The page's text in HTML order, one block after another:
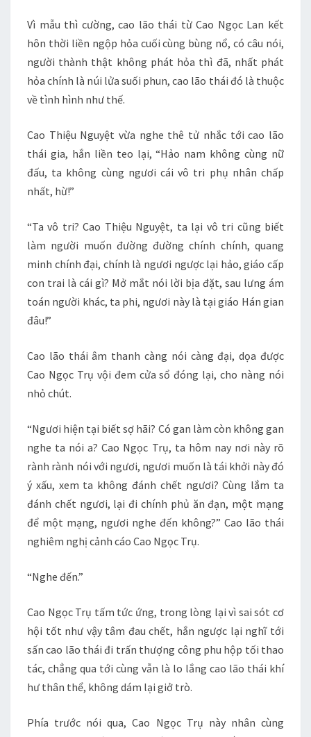
Vì mẫu thì cường, cao lão thái từ Cao Ngọc Lan kết
hôn thời liền ngộp hỏa cuối cùng bùng nổ, có câu nói,
người thành thật không phát hỏa thì đã, nhất phát
hỏa chính là núi lửa suối phun, cao lão thái đó là thuộc
về tình hình như thế.
Cao Thiệu Nguyệt vừa nghe thê tử nhắc tới cao lão
thái gia, hắn liền teo lại, “Hảo nam không cùng nữ
đấu, ta không cùng ngươi cái vô tri phụ nhân chấp
nhất, hừ!”
“Ta vô tri? Cao Thiệu Nguyệt, ta lại vô tri cũng biết
làm người muốn đường đường chính chính, quang
minh chính đại, chính là ngươi ngược lại hảo, giáo cấp
con trai là cái gì? Mở mắt nói lời bịa đặt, sau lưng ám
toán người khác, ta phi, ngươi này là tại giáo Hán gian
đâu!”
Cao lão thái âm thanh càng nói càng đại, dọa được
Cao Ngọc Trụ vội đem cửa sổ đóng lại, cho nàng nói
nhỏ chút.
“Ngươi hiện tại biết sợ hãi? Có gan làm còn không gan
nghe ta nói a? Cao Ngọc Trụ, ta hôm nay nơi này rõ
rành rành nói với ngươi, ngươi muốn là tái khởi này đó
ý xấu, xem ta không đánh chết ngươi? Cùng lắm ta
đánh chết ngươi, lại đi chính phủ ăn đạn, một mạng
để một mạng, ngươi nghe đến không?” Cao lão thái
nghiêm nghị cảnh cáo Cao Ngọc Trụ.
“Nghe đến.”
Cao Ngọc Trụ tấm tức ứng, trong lòng lại vì sai sót cơ
hội tốt như vậy tâm đau chết, hắn ngược lại nghĩ tới
sấn cao lão thái đi trấn thượng công phu hộp tối thao
tác, chẳng qua tới cùng vẫn là lo lắng cao lão thái khí
hư thân thể, không dám lại giở trò.
Phía trước nói qua, Cao Ngọc Trụ này nhân cùng